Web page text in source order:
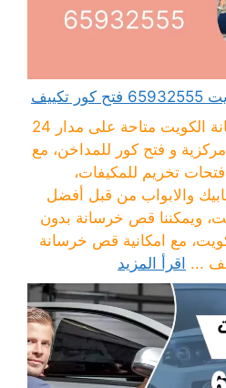
خدمات شركة قص خرسانة الكويت متاحة على مدار 24
و فتح كور للمداخن، مع
تخريم للمكيفات،
والابواب من قبل أفضل
ويمكننا قص خرسانة بدون
مع امكانية قص خرسانة
... اقرأ المزيد